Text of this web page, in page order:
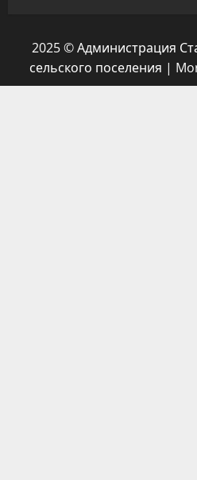
2025 © Администрация
сельского поселения |